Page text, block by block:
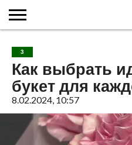
ВУЛКАНАХ
МИРА
САЙТЕ
САЙТА
3
Как выбрать
букет для
8.02.2024, 10:57